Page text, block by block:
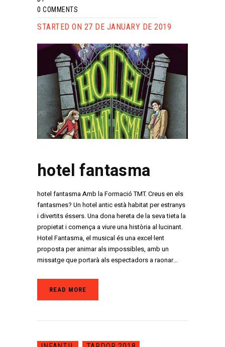
0 COMMENTS
STARTED ON 27 DE JANUARY DE 2019
hotel fantasma
hotel fantasma Amb la Formació TMT. Creus en els
fantasmes? Un hotel antic està habitat per estranys
i divertits éssers. Una dona hereta de la seva tieta la
propietat i comença a viure una història al·lucinant.
Hotel Fantasma, el musical és una excel·lent
proposta per animar als impossibles, amb un
missatge que portarà als espectadors a raonar…
READ MORE